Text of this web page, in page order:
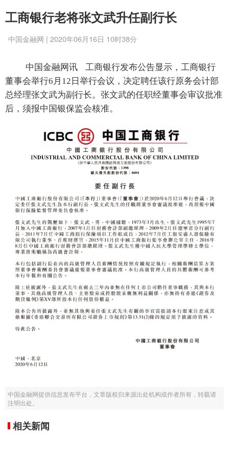
工商银行老将张文武升任副行长
中国金融网 | 2020年06月16日 10时38分
中国金融网讯
工商银行发布公告显示，工商银行
董事会举行6月12日举行会议，决定聘任该行原务会计部
总经理张文武为副行长。张文武的任职经董事会审议批准
后，须报中国银保监会核准。
中国金融网提供信息发布平台，文章版权归来源出处机构或作者所有，转载请
注明出处。
相关新闻